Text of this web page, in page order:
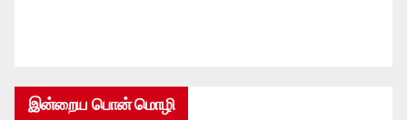
இன்றைய பொன் மொழி